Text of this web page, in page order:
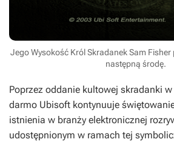
Jego Wysokość Król Skradanek Sam
następną środę.
Poprzez oddanie kultowej skradanki w
darmo Ubisoft kontynuuje
istnienia w branży elektronicznej
udostępnionym w ramach tej